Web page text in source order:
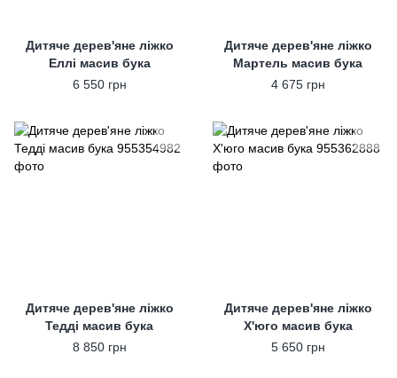
Дитяче дерев'яне ліжко
Еллі масив бука
6 550 грн
Дитяче дерев'яне ліжко
Мартель масив бука
4 675 грн
Дитяче дерев'яне ліжко
Тедді масив бука
8 850 грн
Дитяче дерев'яне ліжко
Х'юго масив бука
5 650 грн